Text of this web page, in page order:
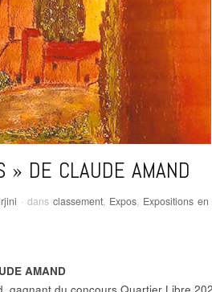
» DE CLAUDE AMAND
· dans classement Expos Expositions
AMAND